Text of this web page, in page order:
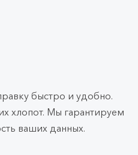
быстро и удобно.
хлопот. Мы гарантируем
ваших данных.